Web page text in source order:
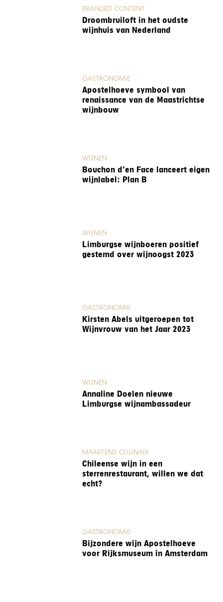
BRANDED CONTENT
Droombruiloft in het oudste
wijnhuis van Nederland
GASTRONOMIE
Apostelhoeve symbool van
renaissance van de Maastrichtse
wijnbouw
WIJNEN
Bouchon d’en Face lanceert eigen
wijnlabel: Plan B
WIJNEN
Limburgse wijnboeren positief
gestemd over wijnoogst 2023
GASTRONOMIE
Kirsten Abels uitgeroepen tot
Wijnvrouw van het Jaar 2023
WIJNEN
Annaline Doelen nieuwe
Limburgse wijnambassadeur
MAARTENS CULINAIR
Chileense wijn in een
sterrenrestaurant, willen we dat
echt?
GASTRONOMIE
Bijzondere wijn Apostelhoeve
voor Rijksmuseum in Amsterdam